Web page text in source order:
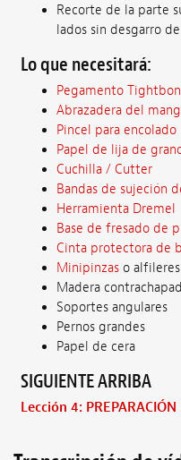
Recorte de la parte
lados sin desgarro
Lo que necesitará:
Pegamento
Abrazadera del
Pincel para encolado
Papel de lija de
Cuchilla / Cutter
Bandas de sujeción
Herramienta Dremel
Base de fresado de
Cinta protectora de
Minipinzaso alfileres
Madera
Soportes angulares
Pernos grandes
Papel de cera
SIGUIENTE ARRIBA
Lección 4: